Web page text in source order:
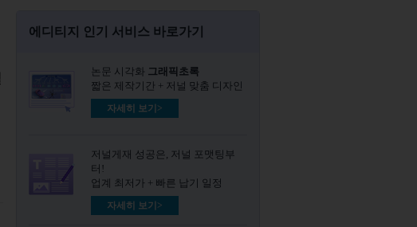
에디티지 인기 서비스 바로가기
논문 시각화 그래픽초록​
짧은 제작기간 + 저널 맞춤 디자인
자세히 보기>
저널게재 성공은, 저널 포맷팅부
터!
업계 최저가 + 빠른 납기 일정
자세히 보기>